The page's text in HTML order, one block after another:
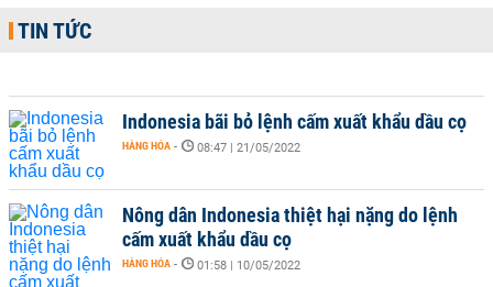
TIN TỨC
Indonesia bãi bỏ lệnh cấm xuất khẩu dầu cọ
HÀNG HÓA - 08:47 | 21/05/2022
Nông dân Indonesia thiệt hại nặng do lệnh
cấm xuất khẩu dầu cọ
HÀNG HÓA - 01:58 | 10/05/2022